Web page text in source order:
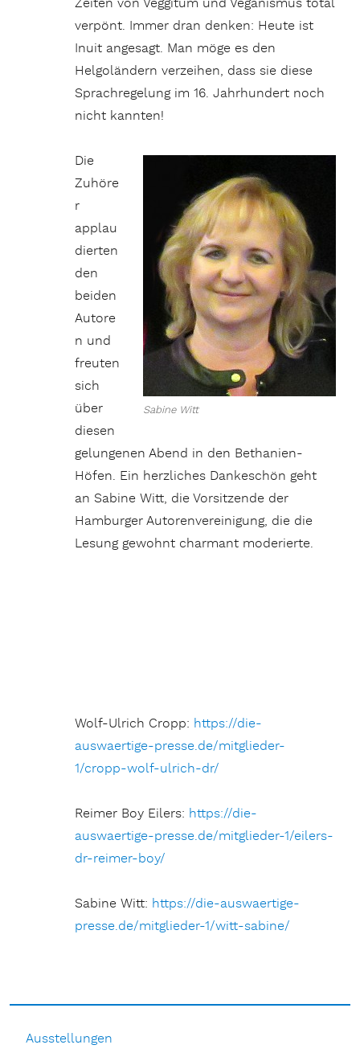
Zeiten von Veggitum und Veganismus total
verpönt. Immer dran denken: Heute ist
Inuit angesagt. Man möge es den
Helgoländern verzeihen, dass sie diese
Sprachregelung im 16. Jahrhundert noch
nicht kannten!
Sabine Witt
Die
Zuhöre
r
applau
dierten
den
beiden
Autore
n und
freuten
sich
über
diesen
gelungenen Abend in den Bethanien-
Höfen. Ein herzliches Dankeschön geht
an Sabine Witt, die Vorsitzende der
Hamburger Autorenvereinigung, die die
Lesung gewohnt charmant moderierte.
Wolf-Ulrich Cropp: https://die-
auswaertige-presse.de/mitglieder-
1/cropp-wolf-ulrich-dr/
Reimer Boy Eilers: https://die-
auswaertige-presse.de/mitglieder-1/eilers-
dr-reimer-boy/
Sabine Witt: https://die-auswaertige-
presse.de/mitglieder-1/witt-sabine/
Ausstellungen